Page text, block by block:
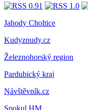
Jahody Choltice
Kudyznudy.cz
Železnohorský region
Pardubický kraj
Návštěvník.cz
Spokul HM